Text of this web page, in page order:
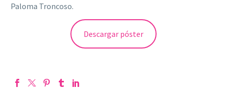
Paloma Troncoso.
Descargar póster